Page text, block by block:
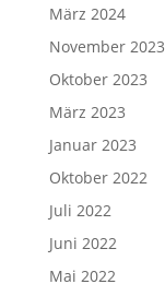
März 2024
November 2023
Oktober 2023
März 2023
Januar 2023
Oktober 2022
Juli 2022
Juni 2022
Mai 2022